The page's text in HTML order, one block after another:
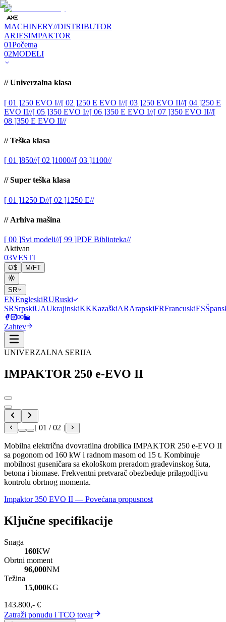
MACHINERY//DISTRIBUTOR
ARJESIMPAKTOR
01Početna
02MODELI
// Univerzalna klasa
[ 01 ]250 EVO I//[ 02 ]250 E EVO I//[ 03 ]250 EVO II//[ 04 ]250 E
EVO II//[ 05 ]350 EVO I//[ 06 ]350 E EVO I//[ 07 ]350 EVO II//[
08 ]350 E EVO II//
// Teška klasa
[ 01 ]850//[ 02 ]1000//[ 03 ]1100//
// Super teška klasa
[ 01 ]1250 D//[ 02 ]1250 E//
// Arhiva mašina
[ 00 ]Svi modeli//[ 99 ]PDF Biblioteka//
Aktivan
03VESTI
€/$ M/FT
SR
ENEngleskiRURuski
SRSrpskiUAUkrajinskiKKKazaškiARArapskiFRFrancuskiES
Zahtev
UNIVERZALNA SERIJA
IMPAKTOR 250 e-EVO II
[ 01 /02 ]
Mobilna električna dvovratilna drobilica IMPAKTOR 250 e-EVO II
sa pogonom od 160 kW i radnom masom od 15 t. Kombinuje
mobilnost guseničara sa ekološkom preradom građevinskog šuta,
betona i biomase. Frekventni pretvarač obezbeđuje prilagodljivu
kontrolu obrtnog momenta.
Impaktor 350 EVO II — Povećana propusnost
Ključne specifikacije
Snaga
160KW
Obrtni moment
96,000NM
Težina
15,000KG
143.800,- €
Zatraži ponudu i TCO tovar